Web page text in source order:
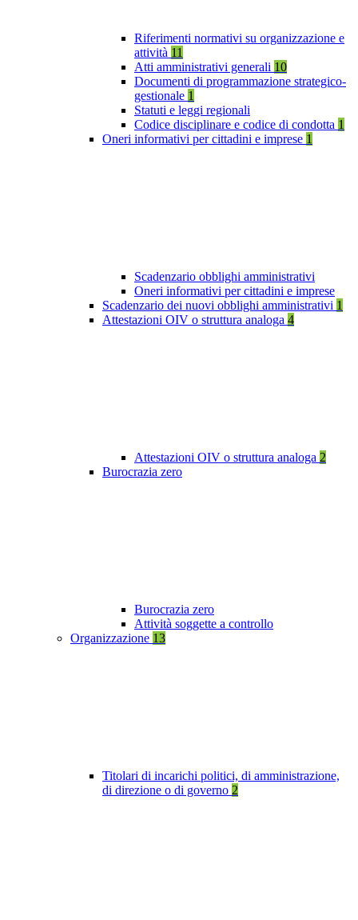
Riferimenti normativi su organizzazione e
attività 11
Atti amministrativi generali 10
Documenti di programmazione strategico-
gestionale 1
Statuti e leggi regionali
Codice disciplinare e codice di condotta 1
Oneri informativi per cittadini e imprese 1
Scadenzario obblighi amministrativi
Oneri informativi per cittadini e imprese
Scadenzario dei nuovi obblighi amministrativi 1
Attestazioni OIV o struttura analoga 4
Attestazioni OIV o struttura analoga 2
Burocrazia zero
Burocrazia zero
Attività soggette a controllo
Organizzazione 13
Titolari di incarichi politici, di amministrazione,
di direzione o di governo 2